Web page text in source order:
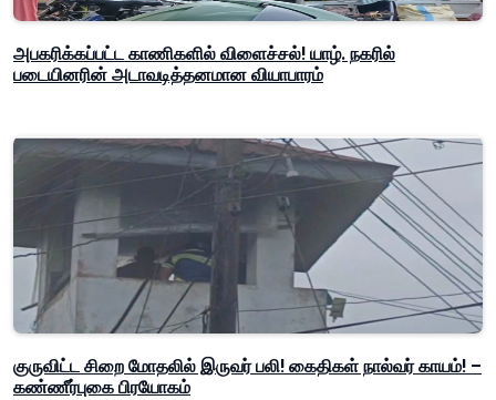
அபகரிக்கப்பட்ட காணிகளில் விளைச்சல்! யாழ். நகரில்
படையினரின் அடாவடித்தனமான வியாபாரம்
குருவிட்ட சிறை மோதலில் இருவர் பலி! கைதிகள் நால்வர் காயம்! –
கண்ணீர்புகை பிரயோகம்